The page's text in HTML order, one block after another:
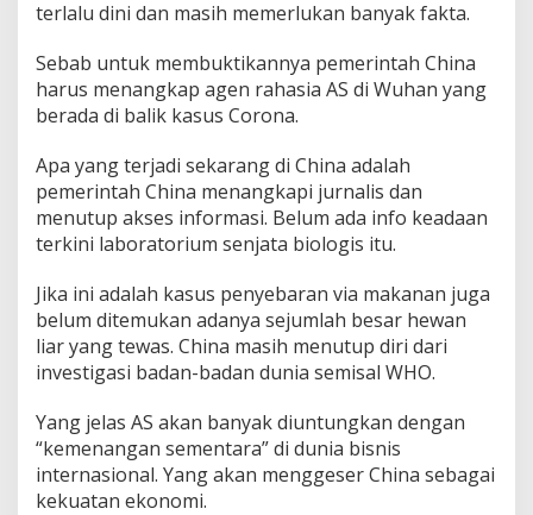
terlalu dini dan masih memerlukan banyak fakta.
Sebab untuk membuktikannya pemerintah China
harus menangkap agen rahasia AS di Wuhan yang
berada di balik kasus Corona.
Apa yang terjadi sekarang di China adalah
pemerintah China menangkapi jurnalis dan
menutup akses informasi. Belum ada info keadaan
terkini laboratorium senjata biologis itu.
Jika ini adalah kasus penyebaran via makanan juga
belum ditemukan adanya sejumlah besar hewan
liar yang tewas. China masih menutup diri dari
investigasi badan-badan dunia semisal WHO.
Yang jelas AS akan banyak diuntungkan dengan
“kemenangan sementara” di dunia bisnis
internasional. Yang akan menggeser China sebagai
kekuatan ekonomi.